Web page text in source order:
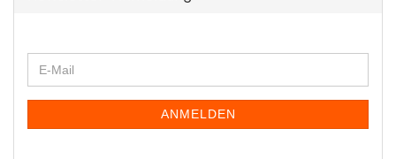
ZUR
E-
Mail
ANMELDEN